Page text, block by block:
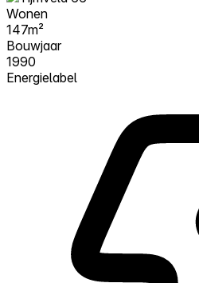
Wonen
147m²
Bouwjaar
1990
Energielabel